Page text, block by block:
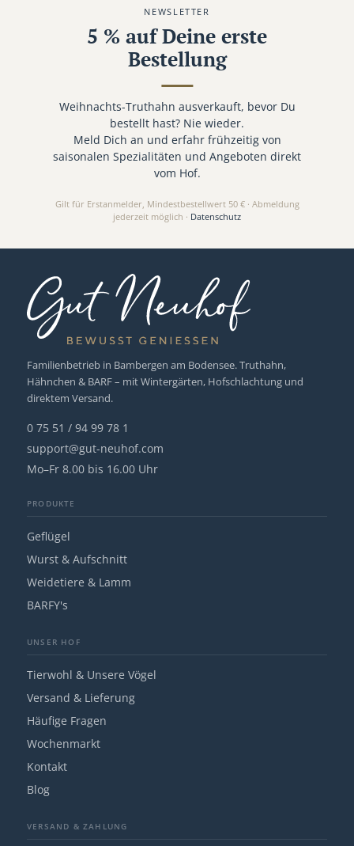
NEWSLETTER
5 % auf Deine erste
Bestellung
Weihnachts-Truthahn ausverkauft, bevor Du
bestellt hast? Nie wieder.
Meld Dich an und erfahr frühzeitig von
saisonalen Spezialitäten und Angeboten direkt
vom Hof.
Gilt für Erstanmelder, Mindestbestellwert 50 € · Abmeldung
jederzeit möglich · Datenschutz
Familienbetrieb in Bambergen am Bodensee. Truthahn,
Hähnchen & BARF – mit Wintergärten, Hofschlachtung und
direktem Versand.
0 75 51 / 94 99 78 1
support@gut-neuhof.com
Mo–Fr 8.00 bis 16.00 Uhr
PRODUKTE
Geflügel
Wurst & Aufschnitt
Weidetiere & Lamm
BARFY's
UNSER HOF
Tierwohl & Unsere Vögel
Versand & Lieferung
Häufige Fragen
Wochenmarkt
Kontakt
Blog
VERSAND & ZAHLUNG